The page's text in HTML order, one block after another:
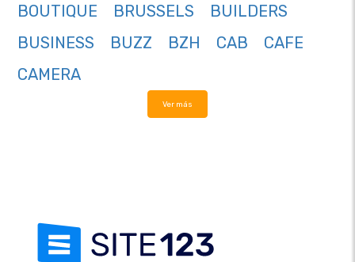
BOUTIQUE
BRUSSELS
BUILDERS
BUSINESS
BUZZ BZH CAB
CAFE
CAMERA
Ver más